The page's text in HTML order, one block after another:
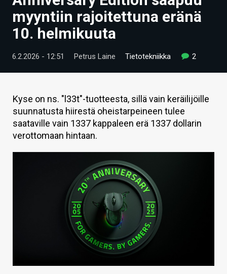
ARTIKKELIT
VIDEOT
TECHBBS
HINTA.FI
KAUPPA
VAIHDA TEEMA
myyntiin rajoitettuna eränä
10. helmikuuta
6.2.2026 - 12:51 Petrus Laine Tietotekniikka 2
Kyse on ns. "l33t"-tuotteesta, sillä vain keräilijöille
suunnatusta hiirestä oheistarpeineen tulee
saataville vain 1337 kappaleen erä 1337 dollarin
verottomaan hintaan.